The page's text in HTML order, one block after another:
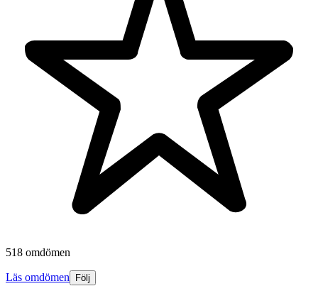
518 omdömen
Läs omdömen Följ